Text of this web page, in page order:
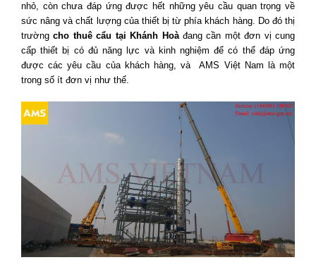
nhỏ, còn chưa đáp ứng được hết những yêu cầu quan trọng về
sức nâng và chất lượng của thiết bị từ phía khách hàng. Do đó thị
trườngcho thuê cẩu tại Khánh Hoàđang cần một đơn vị cung
cấp thiết bị có đủ năng lực và kinh nghiệm để có thể đáp ứng
được các yêu cầu của khách hàng, và AMS Việt Nam là một
trong số ít đơn vị như thế.